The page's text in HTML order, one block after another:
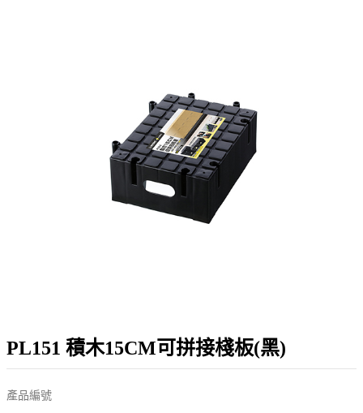
PL151 積木15CM可拼接棧板(黑)
產品編號